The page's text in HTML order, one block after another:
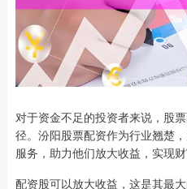
对于资金不足的投资者来说，股
径。汾阳股票配资作为行业翘楚
服务，助力他们放大收益，实现财
配资股可以放大收益，这是其最